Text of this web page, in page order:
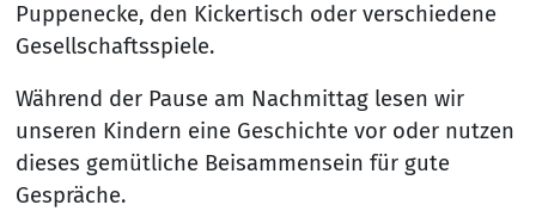
Puppenecke, den Kickertisch oder verschiedene
Gesellschaftsspiele.
Während der Pause am Nachmittag lesen wir
unseren Kindern eine Geschichte vor oder nutzen
dieses gemütliche Beisammensein für gute
Gespräche.